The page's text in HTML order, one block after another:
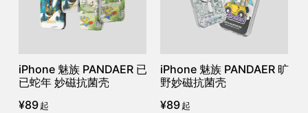
iPhone 魅族 PANDAER 已
已蛇年 妙磁抗菌壳
¥89 起
iPhone 魅族 PANDAER 旷
野妙磁抗菌壳
¥89 起